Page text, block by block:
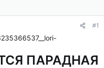
#1
ПАРАДНАЯ